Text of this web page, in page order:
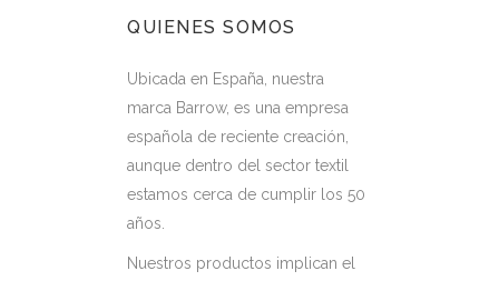
QUIENES SOMOS
Ubicada en España, nuestra
marca Barrow, es una empresa
española de reciente creación,
aunque dentro del sector textil
estamos cerca de cumplir los 50
años.
Nuestros productos implican el